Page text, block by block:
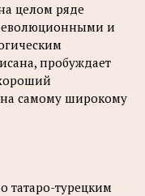
целом ряде
и
пробуждает
самому широкому
татаро-турецким